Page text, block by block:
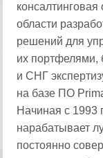
области
решений для
их портфелями,
и СНГ
на базе ПО
Начиная с
нарабатывает
постоянно